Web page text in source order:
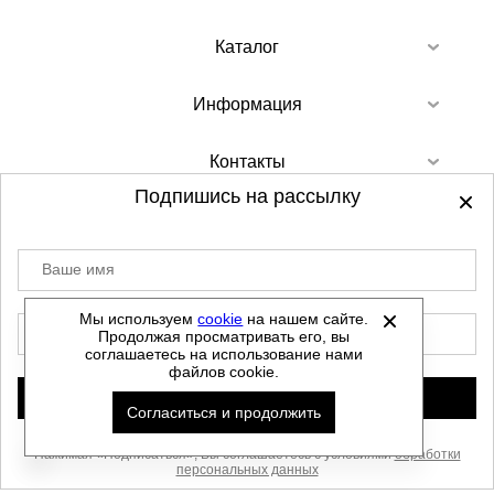
Каталог
Информация
Контакты
©2012-2026 - Sellgroup.ru - все права
защищены.
Данный сайт не является интернет магазином и
не является публичной офертой.
Политика обработки персональных данных
Автоматизировано -
Мы используемcookie на нашем сайте.
Продолжая просматривать его, вы
соглашаетесь на использование нами
файлов cookie.
Согласиться и продолжить
Подпишись на рассылку
Ваше имя
Нажимая «Подписаться», Вы соглашаетесь с условиямиобработки
персональных данных